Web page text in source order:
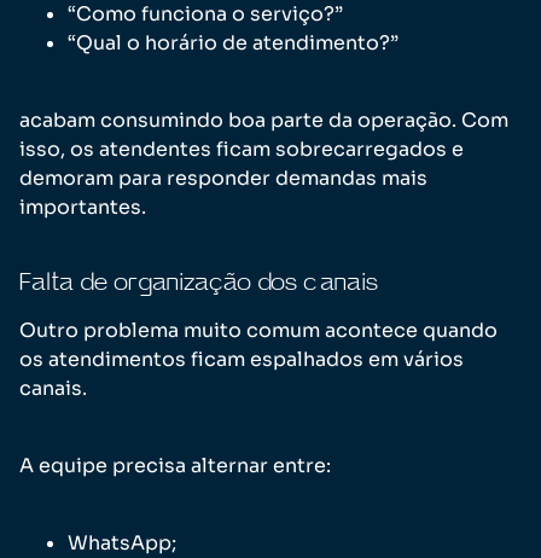
“Como funciona o serviço?”
“Qual o horário de atendimento?”
acabam consumindo boa parte da operação. Com
isso, os atendentes ficam sobrecarregados e
demoram para responder demandas mais
importantes.
Falta de organização dos canais
Outro problema muito comum acontece quando
os atendimentos ficam espalhados em vários
canais.
A equipe precisa alternar entre:
WhatsApp;